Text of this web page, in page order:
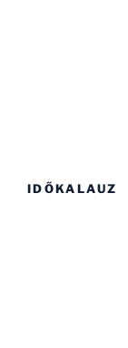
IDŐKALAUZ